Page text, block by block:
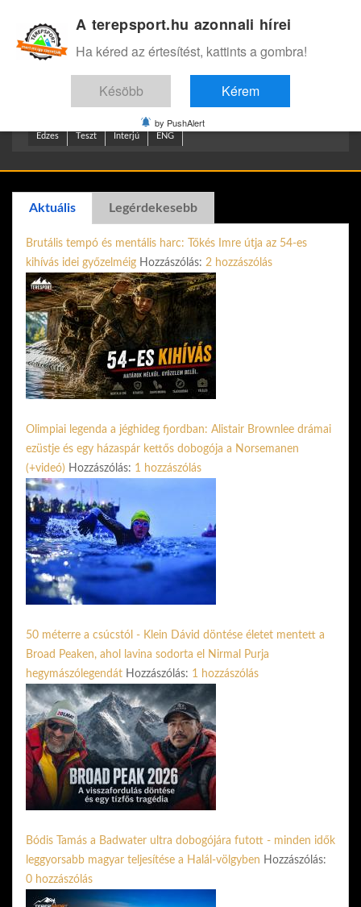
Edzes Teszt Interjú ENG
Aktuális Legérdekesebb
Brutális tempó és mentális harc: Tőkés Imre útja az 54-es
kihívás idei győzelméig Hozzászólás: 2 hozzászólás
Olimpiai legenda a jéghideg fjordban: Alistair Brownlee drámai
ezüstje és egy házaspár kettős dobogója a Norsemanen
(+videó) Hozzászólás: 1 hozzászólás
50 méterre a csúcstól - Klein Dávid döntése életet mentett a
Broad Peaken, ahol lavina sodorta el Nirmal Purja
hegymászólegendát Hozzászólás: 1 hozzászólás
Bódis Tamás a Badwater ultra dobogójára futott - minden idők
leggyorsabb magyar teljesítése a Halál-völgyben Hozzászólás:
0 hozzászólás
A terepsport.hu azonnali hírei
Ha kéred az értesítést, kattints a gombra!
Késöbb Kérem
by PushAlert